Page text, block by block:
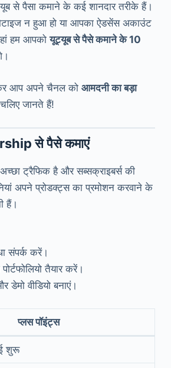
से पैसा कमाने के कई शानदार तरीके हैं।
न हुआ हो या आपका ऐडसेंस अकाउंट
हम आपकोयूट्यूब से पैसे कमाने के 10
आप अपने चैनल को आमदनी का बड़ा
जानते हैं!
से पैसे कमाएं
ट्रैफिक है और सब्सक्राइबर्स की
अपने प्रोडक्ट्स का प्रमोशन करवाने के
हैं।
संपर्क करें।
तैयार करें।
डेमो वीडियो बनाएं।
प्लस पॉइंट्स
शुरू